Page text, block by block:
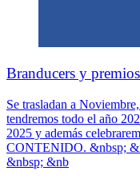
Branducers y
Se trasladan a
tendremos todo el año
2025 y además
CONTENIDO. &nbsp;
&nbsp; &nb